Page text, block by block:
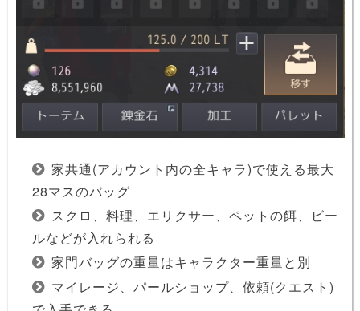
家共通(アカウント内の全キャラ)で使える最大
28マスのバッグ
スクロ、料理、エリクサー、ペットの餌、ビー
ルなどが入れられる
家門バッグの重量はキャラクター重量と別
マイレージ、パールショップ、依頼(クエスト)